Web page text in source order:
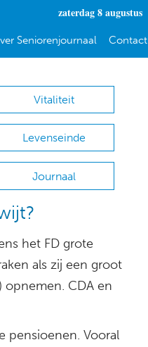
zaterdag 8 augustus
Seniorenjournaal Contact
Vitaliteit
Levenseinde
Journaal
het FD grote
als zij een groot
opnemen. CDA en
pensioenen. Vooral